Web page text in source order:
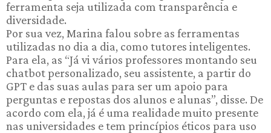
ferramenta seja utilizada com transparência e
diversidade.
Por sua vez, Marina falou sobre as ferramentas
utilizadas no dia a dia, como tutores inteligentes.
Para ela, as “Já vi vários professores montando seu
chatbot personalizado, seu assistente, a partir do
GPT e das suas aulas para ser um apoio para
perguntas e repostas dos alunos e alunas”, disse. De
acordo com ela, já é uma realidade muito presente
nas universidades e tem princípios éticos para uso